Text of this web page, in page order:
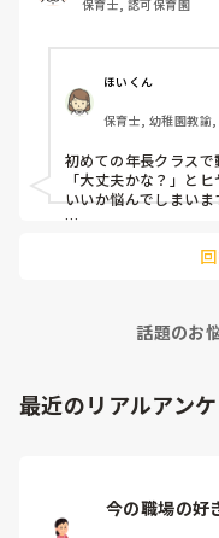
他の職員に聞いてる様
よほど自分に聞きづら
か、もうよくわからな
対応にも悩みます。
保育士, 認可保育園
ほいくん
保育士, 幼稚園教諭
初めての年長クラス
「大丈夫かな？」と
いいか悩んでしまいま
「こんなこと聞いた
件、どこまで進んだ
「毎日夕方に5分だけ
てしまうと、後輩も質
話題のお
最近のリアルアン